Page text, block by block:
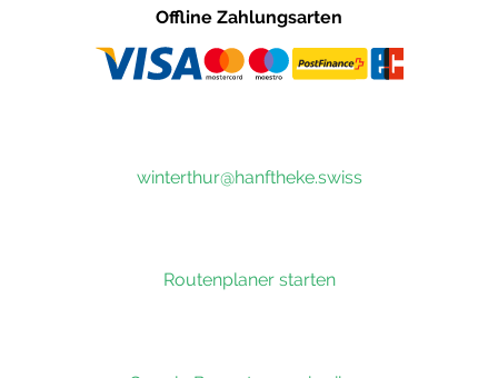
Offline Zahlungsarten
winterthur@hanftheke.swiss
Routenplaner starten